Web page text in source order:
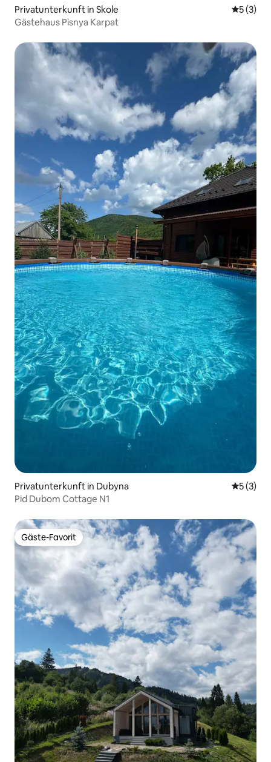
Privatunterkunft in Skole
5 (3)
Gästehaus Pisnya Karpat
Privatunterkunft in Dubyna
5 (3)
Pid Dubom Cottage N1
Gäste-Favorit
Gäste-Favorit